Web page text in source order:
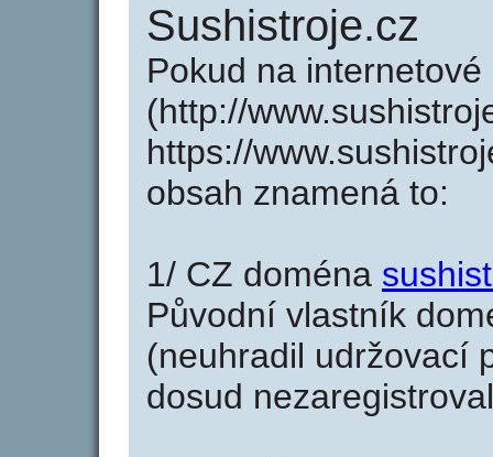
Sushistroje.cz
Pokud na
(http://
https://
obsah znamená to:
1/ CZ doména
Původní vlastník
(neuhradil udržovací
dosud